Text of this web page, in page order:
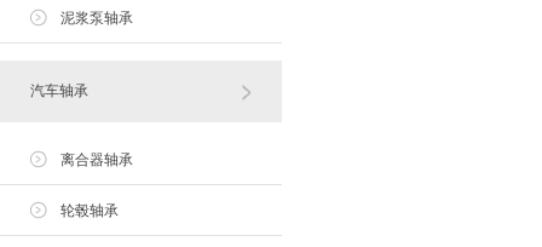
泥浆泵轴承
汽车轴承
离合器轴承
轮毂轴承